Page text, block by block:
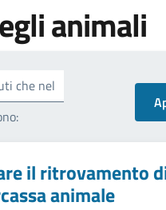
animali
che nel
il ritrovamento
animale